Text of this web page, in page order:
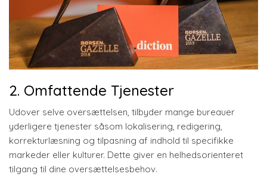
2. Omfattende Tjenester
Udover selve oversættelsen, tilbyder mange bureauer
yderligere tjenester såsom lokalisering, redigering,
korrekturlæsning og tilpasning af indhold til specifikke
markeder eller kulturer. Dette giver en helhedsorienteret
tilgang til dine oversættelsesbehov.